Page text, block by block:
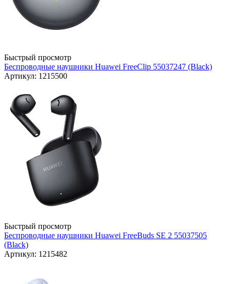
Быстрый просмотр
Беспроводные наушники Huawei FreeClip 55037247 (Black)
Артикул: 1215500
Быстрый просмотр
Беспроводные наушники Huawei FreeBuds SE 2 55037505
(Black)
Артикул: 1215482